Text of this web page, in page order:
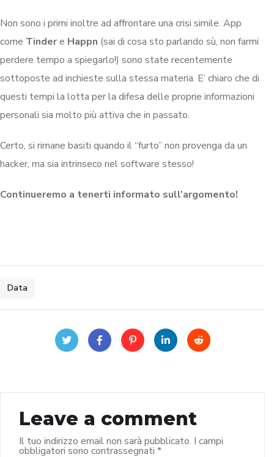
Non sono i primi inoltre ad affrontare una crisi simile. App
come Tindere Happn (sai di cosa sto parlando sù, non farmi
perdere tempo a spiegarlo!) sono state recentemente
sottoposte ad inchieste sulla stessa materia. E’ chiaro che di
questi tempi la lotta per la difesa delle proprie informazioni
personali sia molto più attiva che in passato.
Certo, si rimane basiti quando il “furto” non provenga da un
hacker, ma sia intrinseco nel software stesso!
Continueremo a tenerti informato sull’argomento!
Data
Leave a comment
Il tuo indirizzo email non sarà pubblicato. I campi
obbligatori sono contrassegnati *